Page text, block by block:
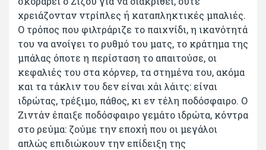
χρειάζονταν ντρίπλες ή καταπληκτικές μπαλιές.
Ο τρόπος που φιλτράριζε το παιχνίδι, η ικανότητά
του να ανοίγει το ρυθμό του ματς, το κράτημα της
μπάλας όποτε η περίσταση το απαιτούσε, οι
κεφαλιές του στα κόρνερ, τα στημένα του, ακόμα
και τα τάκλιν του δεν είναι χάι λάιτς: είναι
ιδρώτας, τρέξιμο, πάθος, κι εν τέλη ποδόσφαιρο. Ο
Ζιντάν έπαιξε ποδόσφαιρο γεμάτο ιδρώτα, κόντρα
στο ρεύμα: ζούμε την εποχή που οι μεγάλοι
απλώς επιδιώκουν την επίδειξη της